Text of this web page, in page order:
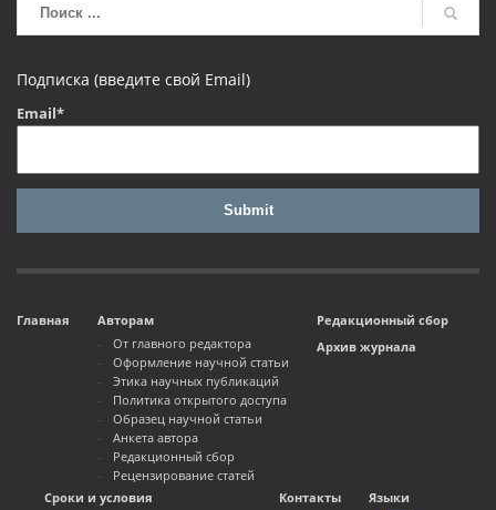
Подписка (введите свой Email)
Email*
Главная
Авторам
От главного редактора
Оформление научной статьи
Этика научных публикаций
Политика открытого доступа
Образец научной статьи
Анкета автора
Редакционный сбор
Рецензирование статей
Редакционный сбор
Архив журнала
Сроки и условия
Контакты
Языки